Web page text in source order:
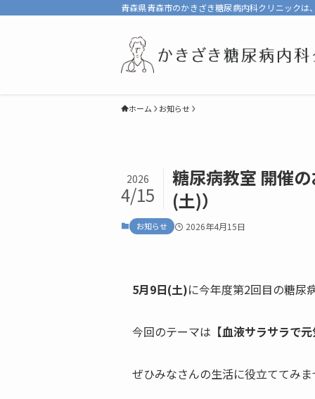
青森県青森市のかきざき糖尿病内科クリニック
ホーム お知らせ
糖尿病教室 開催
(土)）
2026
4/15
お知らせ 2026年4月15日
5月9日(土)に今年度第2回目の糖尿
今回のテーマは 【血液サラサラで
ぜひみなさんの生活に役立ててみ